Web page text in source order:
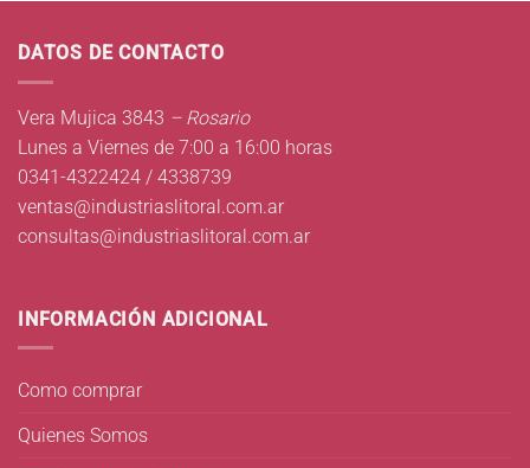
DATOS DE CONTACTO
Vera Mujica 3843 – Rosario
Lunes a Viernes de 7:00 a 16:00 horas
0341-4322424 / 4338739
ventas@industriaslitoral.com.ar
consultas@industriaslitoral.com.ar
INFORMACIÓN ADICIONAL
Como comprar
Quienes Somos